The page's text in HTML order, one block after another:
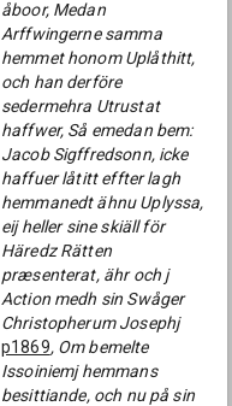
åboor, Medan
Arffwingerne samma
hemmet honom Uplåthitt,
och han derföre
sedermehra Utrustat
haffwer, Så emedan bem:
Jacob Sigffredsonn, icke
haffuer låtitt effter lagh
hemmanedt ähnu Uplyssa,
eij heller sine skiäll för
Häredz Rätten
præsenterat, ähr och j
Action medh sin Swåger
Christopherum Josephj
p1869, Om bemelte
Issoiniemj hemmans
besittiande, och nu på sin